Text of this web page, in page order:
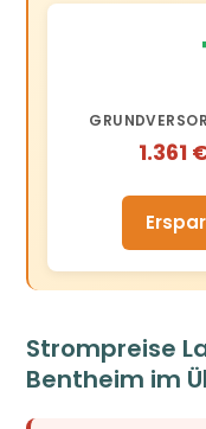
1.361
Strompreise
Bentheim im